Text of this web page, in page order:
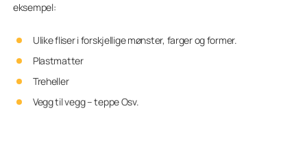
eksempel:
Ulike fliser i forskjellige mønster, farger og former.
Plastmatter
Treheller
Vegg til vegg – teppe Osv.